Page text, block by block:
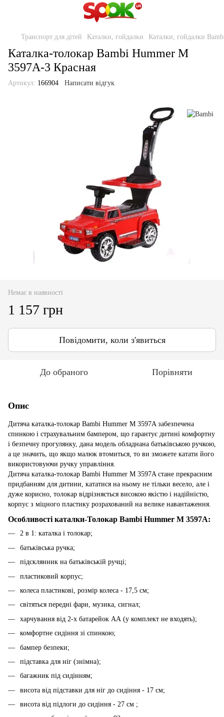
Транспорт для дітей Каталки, гойдалки Каталки, гойдалки
Каталка-толокар Bambi Hummer M
3597A-3 Красная
Артикул: 166904 Написати відгук
Немає в наявності
1 157 грн
Повідомити, коли з'явиться
До обраного Порівняти
Опис
Дитяча каталка-толокар Bambi Hummer M 3597A забезпечена
спинкою і страхувальним бампером, що гарантує дитині комфортну
і безпечну прогулянку, дана модель обладнана батьківською ручкою,
а це значить, що якщо малюк втомиться, то ви зможете катати його
використовуючи ручку управління.
Дитяча каталка-толокар Bambi Hummer M 3597A стане прекрасним
придбанням для дитини, кататися на ньому не тільки весело, але і
дуже корисно, толокар відрізняється високою якістю і надійністю,
корпус з міцного пластику розрахований на велике навантаження.
Особливості каталки-Толокар Bambi Hummer M 3597A:
2 в 1: каталка і толокар;
батьківська ручка;
підсклянник на батьківській ручці;
пластиковий корпус;
колеса пластикові, розмір колеса - 17,5 см;
світяться передні фари, музика, сигнал;
харчування від 2-х батарейок АА (у комплект не входять);
комфортне сидіння зі спинкою;
бампер безпеки;
підставка для ніг (знімна);
багажник під сидінням;
висота від підставки для ніг до сидіння - 17 см;
висота від підлоги до сидіння - 27 см ;